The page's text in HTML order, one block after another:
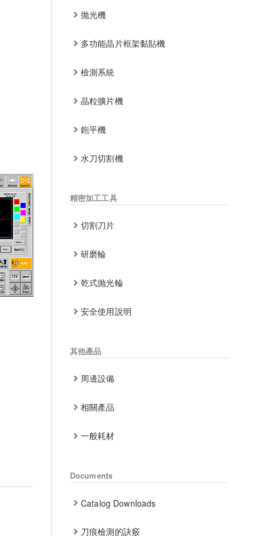
抛光機
多功能晶片框架黏貼機
檢測系統
晶粒擴片機
鉋平機
水刀切割機
精密加工工具
切割刀片
研磨輪
乾式抛光輪
安全使用說明
其他產品
周邊設備
相關產品
一般耗材
Documents
Catalog Downloads
刀痕檢測的訣竅